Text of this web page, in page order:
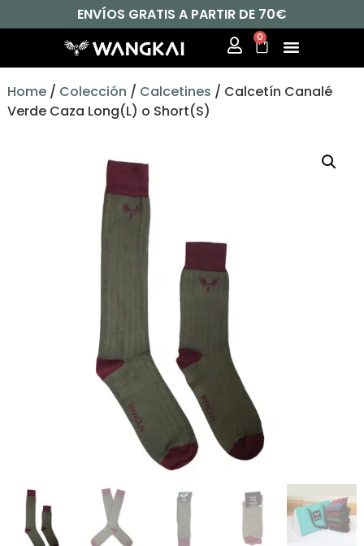
ENVÍOS GRATIS A PARTIR DE 70€
0
Home/ Colección / Calcetines / Calcetín Canalé
Verde Caza Long(L) o Short(S)